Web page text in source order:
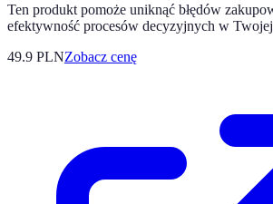
Ten produkt pomoże uniknąć błędów
efektywność procesów decyzyjnych w
49.9 PLNZobacz cenę